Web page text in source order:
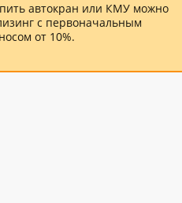
автокран или КМУ можно
с первоначальным
от 10%.